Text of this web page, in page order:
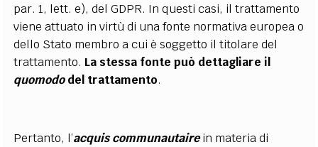
par. 1, lett. e), del GDPR. In questi casi, il trattamento
viene attuato in virtù di una fonte normativa europea o
dello Stato membro a cui è soggetto il titolare del
trattamento. La stessa fonte può dettagliare il
quomododel trattamento.
Pertanto, l’acquis communautaire in materia di